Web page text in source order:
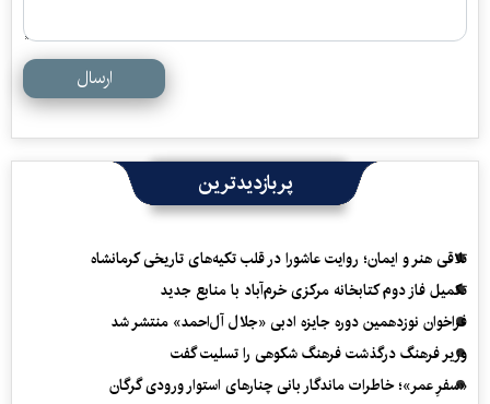
ارسال
پربازدیدترین
تلاقی هنر و ایمان؛ روایت عاشورا در قلب تکیه‌های تاریخی کرمانشاه
تکمیل فاز دوم کتابخانه مرکزی خرم‌آباد با منابع جدید
فراخوان نوزدهمین دوره جایزه ادبی «جلال آل‌احمد» منتشر شد
وزیر فرهنگ درگذشت فرهنگ شکوهی را تسلیت گفت
«سفرِ عمر»؛ خاطرات ماندگار بانی چنارهای استوار ورودی گرگان